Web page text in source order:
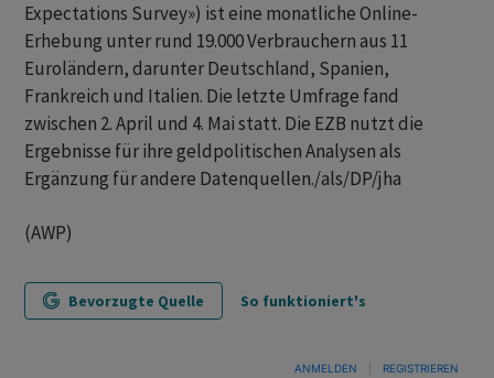
Expectations Survey») ist eine monatliche Online-
Erhebung unter rund 19.000 Verbrauchern aus 11
Euroländern, darunter Deutschland, Spanien,
Frankreich und Italien. Die letzte Umfrage fand
zwischen 2. April und 4. Mai statt. Die EZB nutzt die
Ergebnisse für ihre geldpolitischen Analysen als
Ergänzung für andere Datenquellen./als/DP/jha
(AWP)
Bevorzugte Quelle So funktioniert's
ANMELDEN REGISTRIEREN